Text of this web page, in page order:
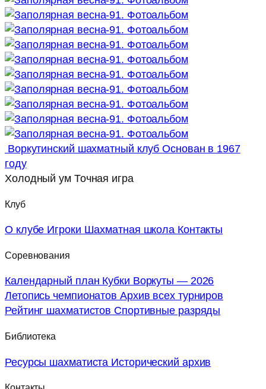
Воркутинский шахматный клубОснован в 1967
году
Холодный ум Точная игра
Клуб
О клубе Игроки Шахматная школа Контакты
Соревнования
Календарный план Кубки Воркуты — 2026
Летопись чемпионатов Архив всех турниров
Рейтинг шахматистов Спортивные разряды
Библиотека
Ресурсы шахматиста Исторический архив